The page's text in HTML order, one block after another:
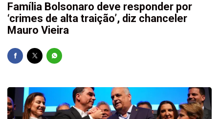
Família Bolsonaro deve responder por
‘crimes de alta traição’, diz chanceler
Mauro Vieira